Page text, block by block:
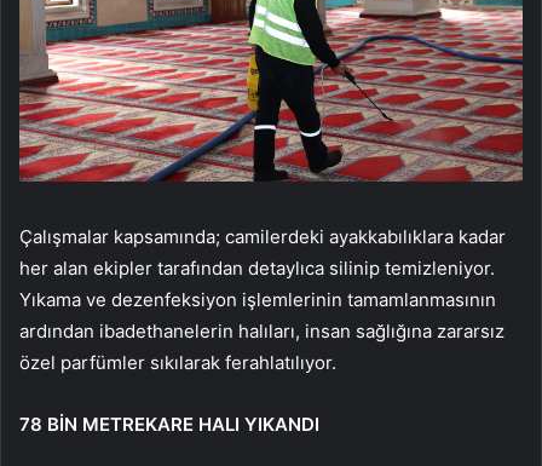
Çalışmalar kapsamında; camilerdeki ayakkabılıklara kadar
her alan ekipler tarafından detaylıca silinip temizleniyor.
Yıkama ve dezenfeksiyon işlemlerinin tamamlanmasının
ardından ibadethanelerin halıları, insan sağlığına zararsız
özel parfümler sıkılarak ferahlatılıyor.
78 BİN METREKARE HALI YIKANDI